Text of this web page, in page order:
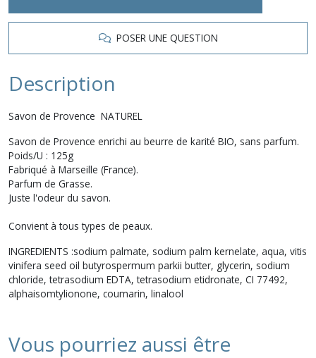
POSER UNE QUESTION
Description
Savon de Provence NATUREL
Savon de Provence enrichi au beurre de karité BIO, sans parfum.
Poids/U : 125g
Fabriqué à Marseille (France).
Parfum de Grasse.
Juste l'odeur du savon.
Convient à tous types de peaux.
INGREDIENTS :sodium palmate, sodium palm kernelate, aqua, vitis
vinifera seed oil butyrospermum parkii butter, glycerin, sodium
chloride, tetrasodium EDTA, tetrasodium etidronate, CI 77492,
alphaisomtylionone, coumarin, linalool
Vous pourriez aussi être